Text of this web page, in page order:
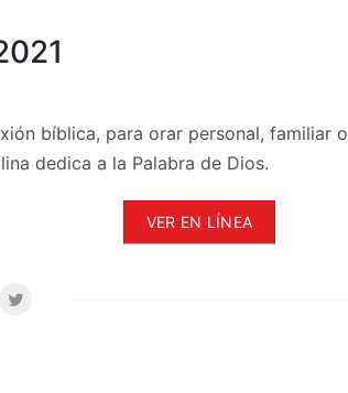
bíblica, para orar personal, familiar o
dedica a la Palabra de Dios.
VER EN LÍNEA